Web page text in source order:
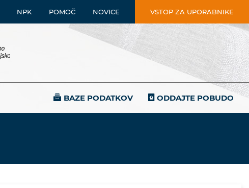
NPK POMOČ NOVICE VSTOP ZA UPORABNIKE
BAZE PODATKOV ODDAJTE POBUDO